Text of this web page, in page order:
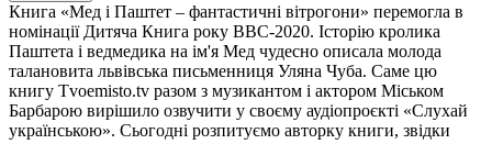
Книга «Мед і Паштет – фантастичні вітрогони» перемогла в
номінації Дитяча Книга року BBC-2020. Історію кролика
Паштета і ведмедика на ім'я Мед чудесно описала молода
талановита львівська письменниця Уляна Чуба. Саме цю
книгу Тvoemisto.tv разом з музикантом і актором Міськом
Барбарою вирішило озвучити у своєму аудіопроєкті «Слухай
українською». Сьогодні розпитуємо авторку книги, звідки